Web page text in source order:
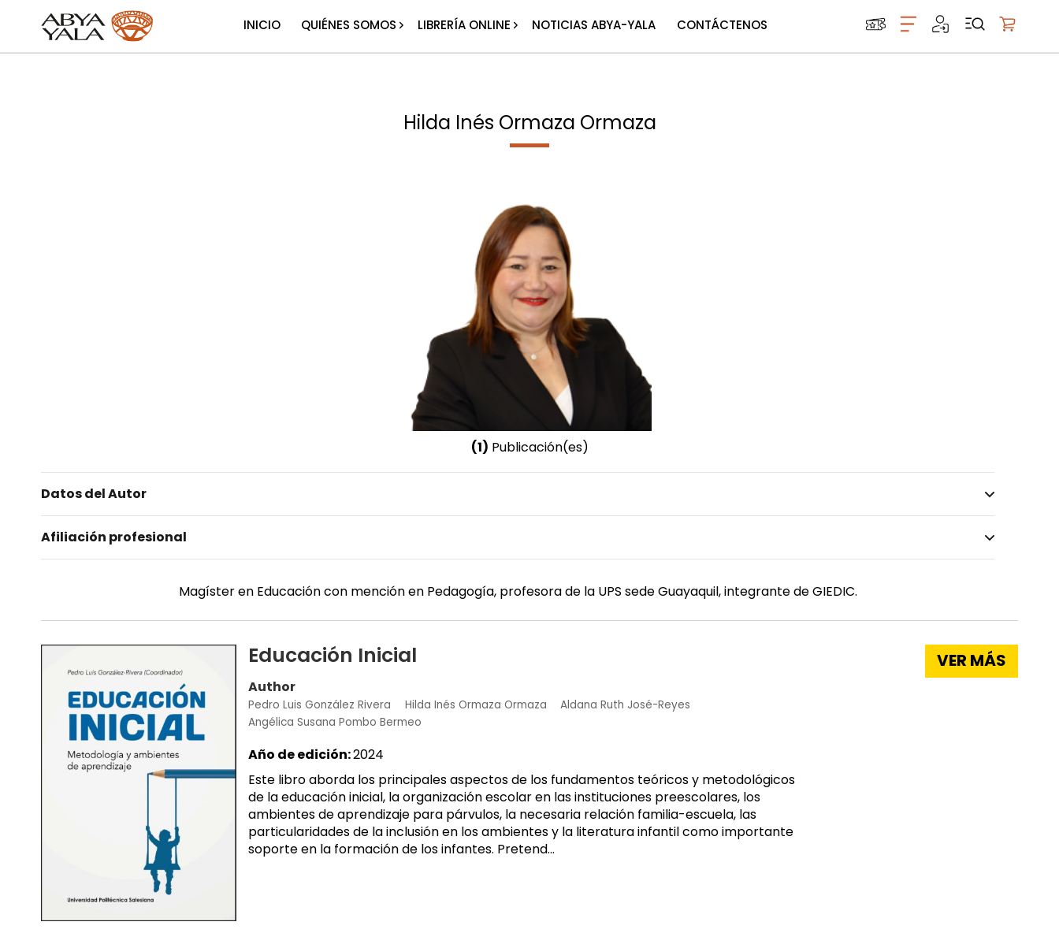
INICIO QUIÉNES SOMOS LIBRERÍA ONLINE NOTICIAS ABYA-YALA CONTÁCTENOS
Hilda Inés Ormaza Ormaza
(1) Publicación(es)
Datos del Autor
Femenino
Afiliación profesional
Magíster en Educación con mención en Pedagogía, profesora de la UPS sede Guayaquil, integrante de GIEDIC.
Educación Inicial
Author
Pedro Luis González Rivera Hilda Inés Ormaza Ormaza
Aldana Ruth José-Reyes
Angélica Susana Pombo Bermeo
Año de edición:2024
Este libro aborda los principales aspectos de los fundamentos teóricos y metodológicos
de la educación inicial, la organización escolar en las instituciones preescolares, los
ambientes de aprendizaje para párvulos, la necesaria relación familia-escuela, las
particularidades de la inclusión en los ambientes y la literatura infantil como importante
soporte en la formación de los infantes. Pretend...
VER MÁS